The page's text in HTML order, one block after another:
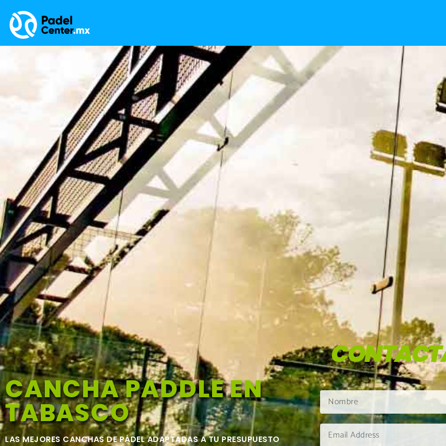
CANCHA PADDLE EN
TABASCO
LAS MEJORES CANCHAS DE PÁDEL ADAPTADAS A TU PRESUPUESTO